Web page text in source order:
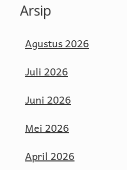
Arsip
Agustus 2026
Juli 2026
Juni 2026
Mei 2026
April 2026